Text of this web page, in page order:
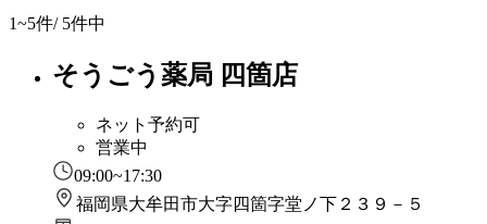
1~5件/ 5件中
そうごう薬局 四箇店
ネット予約可
営業中
09:00~17:30
福岡県大牟田市大字四箇字堂ノ下２３９－５